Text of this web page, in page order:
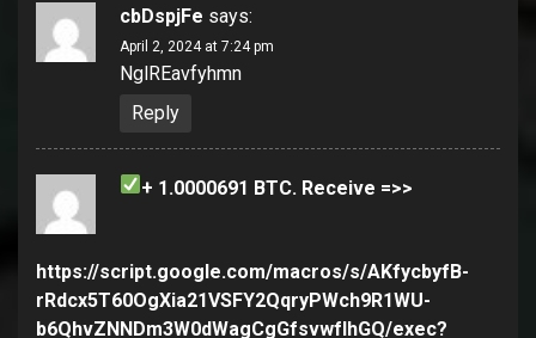
cbDspjFe says:
April 2, 2024 at 7:24 pm
NglREavfyhmn
Reply
+ 1.0000691 ВТС. Receive =>>
https://script.google.com/macros/s/AKfycbyfB-
rRdcx5T60OgXia21VSFY2QqryPWch9R1WU-
b6QhvZNNDm3W0dWagCgGfsvwfIhGQ/exec?